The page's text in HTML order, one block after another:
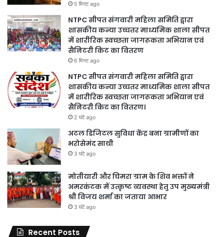
5 मिनट ago
NTPC सीपत संगवारी महिला समिति द्वारा
शासकीय कन्या उच्चतर माध्यमिक शाला सीपत
में शारीरिक स्वच्छता जागरूकता अभियान एवं
सैनिटरी किट का वितरण
6 मिनट ago
NTPC सीपत संगवारी महिला समिति द्वारा
शासकीय कन्या उच्चतर माध्यमिक शाला सीपत
में शारीरिक स्वच्छता जागरूकता अभियान एवं
सैनिटरी किट का वितरण।
2 घंटे ago
अटल डिजिटल सुविधा केंद्र बना ग्रामीणों का
भरोसेमंद साथी
3 घंटे ago
मोतीयारी और चिमरा ग्राम के शिव भक्तों ने
अमरकंटक में उत्कृष्ट व्यवस्था हेतु उप मुख्यमंत्री
श्री विजय शर्मा का जताया आभार
3 घंटे ago
Recent Posts